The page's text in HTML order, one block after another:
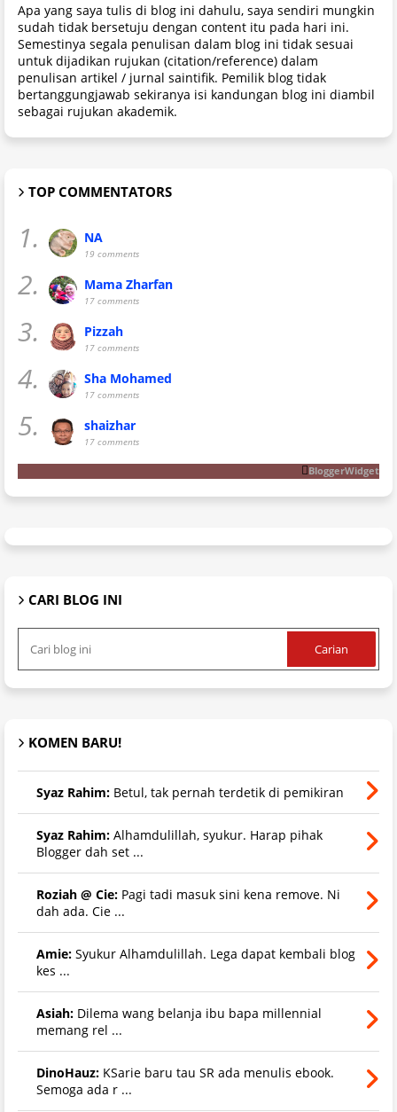
Apa yang saya tulis di blog ini dahulu, saya sendiri mungkin
sudah tidak bersetuju dengan content itu pada hari ini.
Semestinya segala penulisan dalam blog ini tidak sesuai
untuk dijadikan rujukan (citation/reference) dalam
penulisan artikel / jurnal saintifik. Pemilik blog tidak
bertanggungjawab sekiranya isi kandungan blog ini diambil
sebagai rujukan akademik.
TOP COMMENTATORS
1. NA
19 comments
2. Mama Zharfan
17 comments
3. Pizzah
17 comments
4. Sha Mohamed
17 comments
5. shaizhar
17 comments
BloggerWidget
CARI BLOG INI
KOMEN BARU!
Syaz Rahim: Betul, tak pernah terdetik di pemikiran
Syaz Rahim: Alhamdulillah, syukur. Harap pihak
Blogger dah set ...
Roziah @ Cie: Pagi tadi masuk sini kena remove. Ni
dah ada. Cie ...
Amie: Syukur Alhamdulillah. Lega dapat kembali blog
kes ...
Asiah: Dilema wang belanja ibu bapa millennial
memang rel ...
DinoHauz: KSarie baru tau SR ada menulis ebook.
Semoga ada r ...